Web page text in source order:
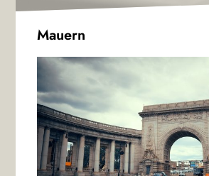
Mauern